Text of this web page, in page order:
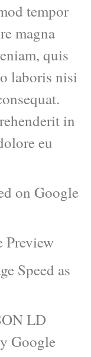
tempor
magna
quis
laboris nisi
in
eu
on Google
Speed as
LD
Google